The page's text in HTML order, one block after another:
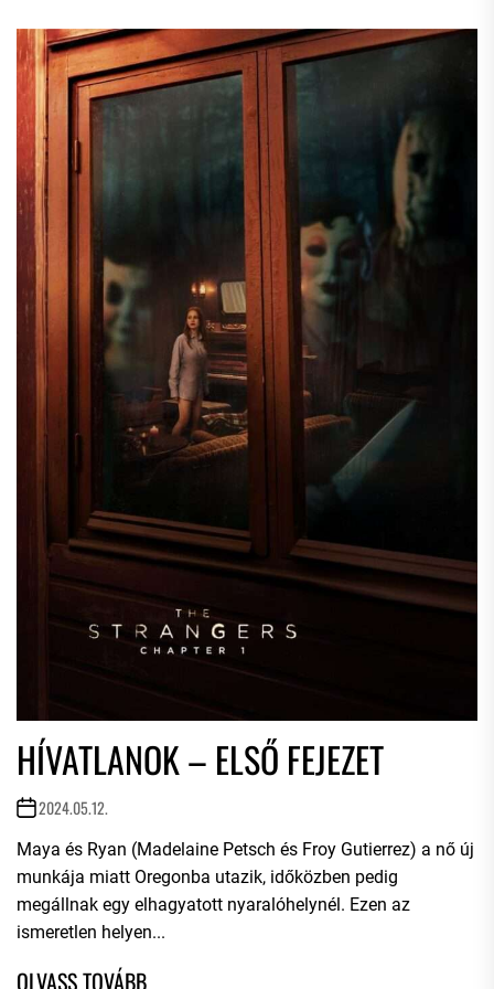
HÍVATLANOK – ELSŐ FEJEZET
2024.05.12.
Maya és Ryan (Madelaine Petsch és Froy Gutierrez) a nő új
munkája miatt Oregonba utazik, időközben pedig
megállnak egy elhagyatott nyaralóhelynél. Ezen az
ismeretlen helyen...